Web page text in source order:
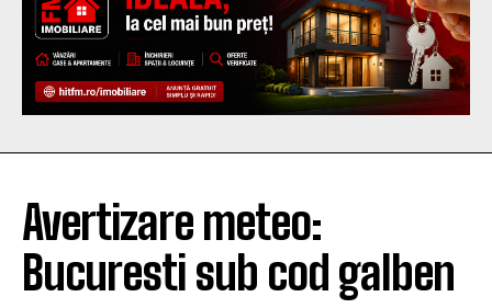
Avertizare meteo:
Bucuresti sub cod galben